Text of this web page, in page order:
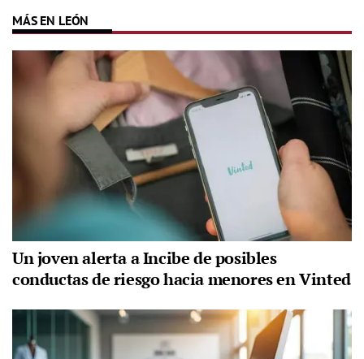
MÁS EN LEÓN
Un joven alerta a Incibe de posibles
conductas de riesgo hacia menores en Vinted